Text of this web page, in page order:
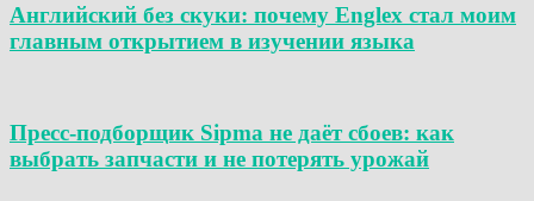
Английский без скуки: почему Englex стал моим
главным открытием в изучении языка
Пресс-подборщик Sipma не даёт сбоев: как
выбрать запчасти и не потерять урожай